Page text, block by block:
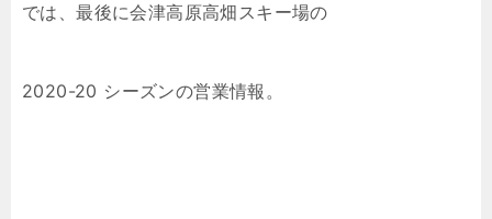
では、最後に会津高原高畑スキー場の
2020-20 シーズンの営業情報。